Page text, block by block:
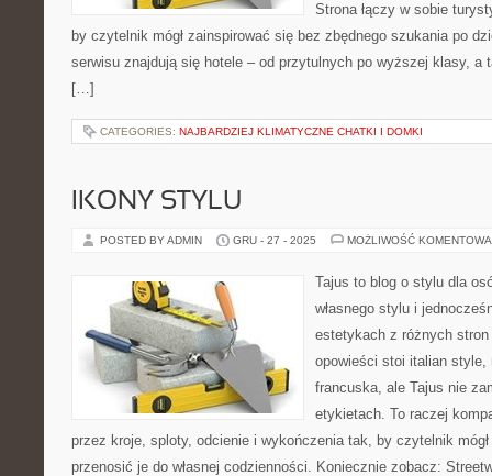
Strona łączy w sobie
by czytelnik mógł zainspirować się bez zbędnego szukania po
serwisu znajdują się hotele – od przytulnych po wyższej klasy, a
[…]
CATEGORIES: NAJBARDZIEJ KLIMATYCZNE CHATKI I DOMKI
IKONY STYLU
POSTED BY ADMIN GRU - 27 - 2025 MOŻLIWOŚĆ
Tajus to blog o stylu dla
własnego stylu i
estetykach z różnych
opowieści stoi italian style,
francuska, ale Tajus nie
etykietach. To raczej
przez kroje, sploty, odcienie i wykończenia tak, by czytelnik mógł
przenosić je do własnej codzienności. Koniecznie zobacz: